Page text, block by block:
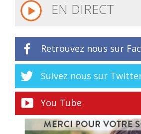
EN DIRECT
Retrouvez nous sur
Suivez nous sur
You Tube